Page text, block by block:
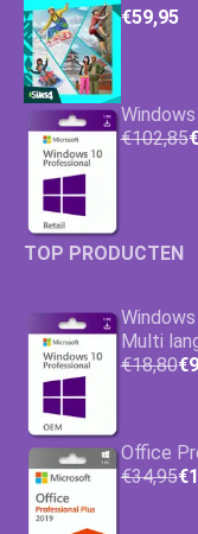
€59,95
€102,85
TOP PRODUCTEN
Multi
€18,80
Office
€34,95